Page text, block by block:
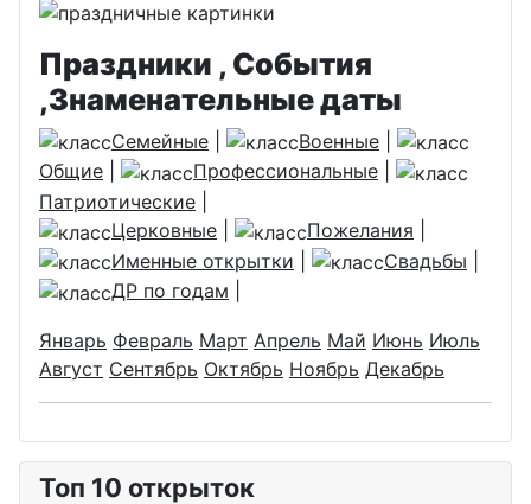
Праздники , События
,Знаменательные даты
Семейные Военные
Общие
Профессиональные
Патриотические
Церковные
Пожелания
Именные открытки
Свадьбы
ДР по годам
Январь Февраль Март Апрель Май Июнь Июль
Август Сентябрь Октябрь Ноябрь Декабрь
Топ 10 открыток